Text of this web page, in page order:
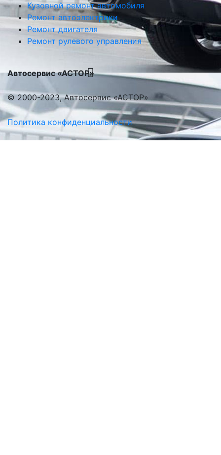
Кузовной ремонт автомобиля
Ремонт автоэлектрики
Ремонт двигателя
Ремонт рулевого управления
Автосервис «АСТОР»
© 2000-2023, Автосервис «АСТОР»
Политика конфиденциальности